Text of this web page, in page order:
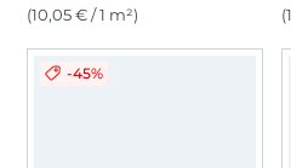
(10,05 € / 1 m²)
-45%